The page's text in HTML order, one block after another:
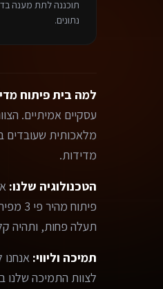
תוכננה לתת מענה
נתונים.
למה בית פיתוח
מלאכותית שעובדים
מדידות.
הטכנולוגיה שלנו:
תעלה פחות, ותהיה
תמיכה וליווי:
לצוות התמיכה שלנו